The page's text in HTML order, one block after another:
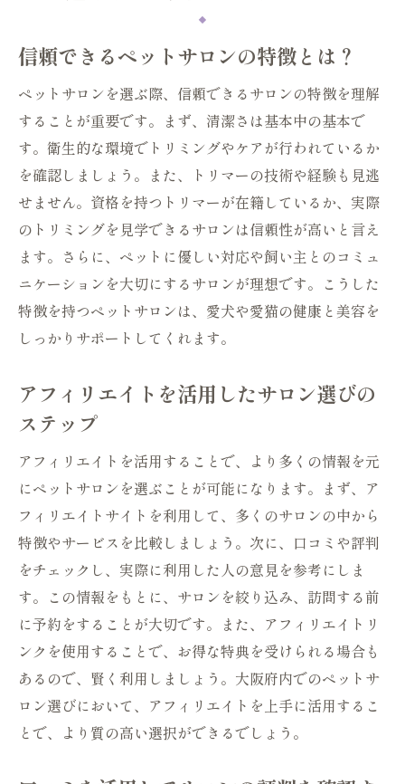
トラブルを避けるペットサロン選びの注意
点
ペットサロンアフィリエイトで最適な大阪府内
のサロンを探す方法
アフィリエイトサイトの上手な利用法
ペットサロンのサービス内容を比較するポ
イント
あなたのペットに合ったサロンの選び方
大阪府の地域別おすすめペットサロン
オンラインで簡単にサロンを見つけるコツ
信頼できるアフィリエイトサイトの見分け
方
大阪府の愛犬に最適なペットサロンをアフィリ
エイトで見つける
愛犬の特徴に合うサロンの選び方
ペットの健康を考慮したサロン選びの重要
性
大阪府内で特に人気の高いサロン紹介
アフィリエイトを利用したサロンの料金比
較
愛犬に特化したサービス内容を確認する
最新のペットケア情報を提供するサロンの
探し方
アフィリエイトを活用した大阪府のペットサロ
ン探しのヒント
信頼できるペットサロンの特徴とは？
ペットサロンを選ぶ際、信頼できるサロンの特徴を理解
することが重要です。まず、清潔さは基本中の基本で
す。衛生的な環境でトリミングやケアが行われているか
を確認しましょう。また、トリマーの技術や経験も見逃
せません。資格を持つトリマーが在籍しているか、実際
のトリミングを見学できるサロンは信頼性が高いと言え
ます。さらに、ペットに優しい対応や飼い主とのコミュ
ニケーションを大切にするサロンが理想です。こうした
特徴を持つペットサロンは、愛犬や愛猫の健康と美容を
しっかりサポートしてくれます。
アフィリエイトを活用したサロン選びの
ステップ
アフィリエイトを活用することで、より多くの情報を元
にペットサロンを選ぶことが可能になります。まず、ア
フィリエイトサイトを利用して、多くのサロンの中から
特徴やサービスを比較しましょう。次に、口コミや評判
をチェックし、実際に利用した人の意見を参考にしま
す。この情報をもとに、サロンを絞り込み、訪問する前
に予約をすることが大切です。また、アフィリエイトリ
ンクを使用することで、お得な特典を受けられる場合も
あるので、賢く利用しましょう。大阪府内でのペットサ
ロン選びにおいて、アフィリエイトを上手に活用するこ
とで、より質の高い選択ができるでしょう。